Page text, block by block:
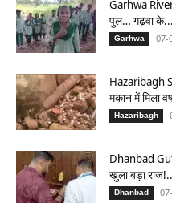
Garhwa
पुल… गढ़वा के...
Garhwa 07-
Hazaribagh
मकान में मिला
Hazaribagh
Dhanbad
खुला बड़ा
Dhanbad